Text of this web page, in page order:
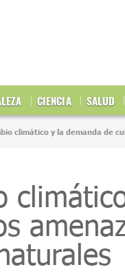
CIENCIA SALUD
climático y la demanda de